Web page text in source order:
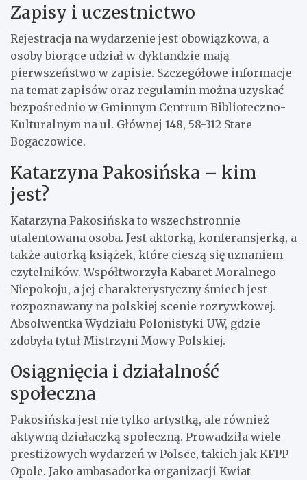
Zapisy i uczestnictwo
Rejestracja na wydarzenie jest obowiązkowa, a
osoby biorące udział w dyktandzie mają
pierwszeństwo w zapisie. Szczegółowe informacje
na temat zapisów oraz regulamin można uzyskać
bezpośrednio w Gminnym Centrum Biblioteczno-
Kulturalnym na ul. Głównej 148, 58-312 Stare
Bogaczowice.
Katarzyna Pakosińska – kim
jest?
Katarzyna Pakosińska to wszechstronnie
utalentowana osoba. Jest aktorką, konferansjerką, a
także autorką książek, które cieszą się uznaniem
czytelników. Współtworzyła Kabaret Moralnego
Niepokoju, a jej charakterystyczny śmiech jest
rozpoznawany na polskiej scenie rozrywkowej.
Absolwentka Wydziału Polonistyki UW, gdzie
zdobyła tytuł Mistrzyni Mowy Polskiej.
Osiągnięcia i działalność
społeczna
Pakosińska jest nie tylko artystką, ale również
aktywną działaczką społeczną. Prowadziła wiele
prestiżowych wydarzeń w Polsce, takich jak KFPP
Opole. Jako ambasadorka organizacji Kwiat